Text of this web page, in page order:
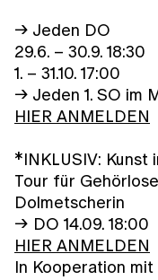
→ Jeden DO
29.6. – 30.9. 18:30
1. – 31.10. 17:00
→ Jeden 1. SO im
HIER ANMELDEN
*INKLUSIV: Kunst
Tour für
Dolmetscherin
→ DO 14.09. 18:00
HIER ANMELDEN
In Kooperation mit